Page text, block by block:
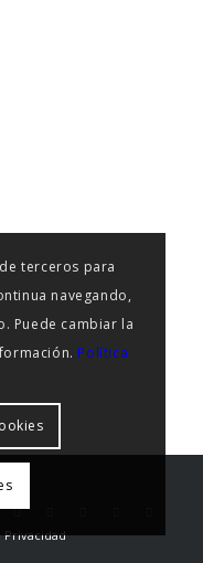
Privacidad
terceros para
navegando,
Puede cambiar la
Política